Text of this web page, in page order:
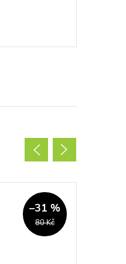
80 Kč
–31 %